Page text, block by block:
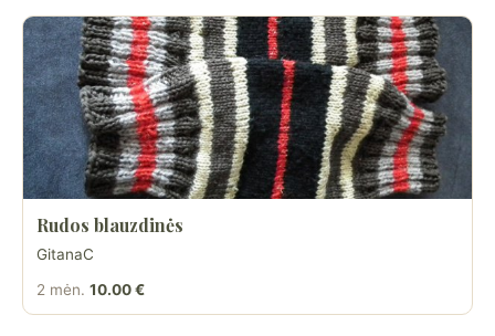
Rudos blauzdinės
GitanaC
2 mėn. 10.00 €